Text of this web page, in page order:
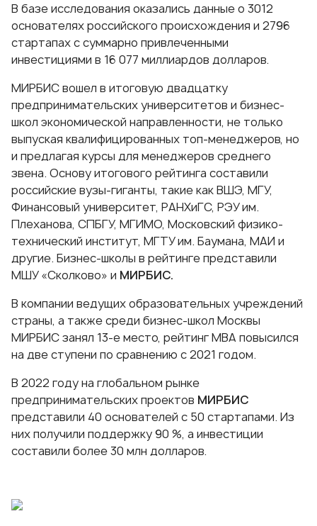
В базе исследования оказались данные о 3012
основателях российского происхождения и 2796
стартапах с суммарно привлеченными
инвестициями в 16 077 миллиардов долларов.
МИРБИС вошел в итоговую двадцатку
предпринимательских университетов и бизнес-
школ экономической направленности, не только
выпуская квалифицированных топ-менеджеров, но
и предлагая курсы для менеджеров среднего
звена. Основу итогового рейтинга составили
российские вузы-гиганты, такие как ВШЭ, МГУ,
Финансовый университет, РАНХиГС, РЭУ им.
Плеханова, СПБГУ, МГИМО, Московский физико-
технический институт, МГТУ им. Баумана, МАИ и
другие. Бизнес-школы в рейтинге представили
МШУ «Сколково» и МИРБИС.
В компании ведущих образовательных учреждений
страны, а также среди бизнес-школ Москвы
МИРБИС занял 13-е место, рейтинг MBA повысился
на две ступени по сравнению с 2021 годом.
В 2022 году на глобальном рынке
предпринимательских проектов МИРБИС
представили 40 основателей с 50 стартапами. Из
них получили поддержку 90 %, а инвестиции
составили более 30 млн долларов.